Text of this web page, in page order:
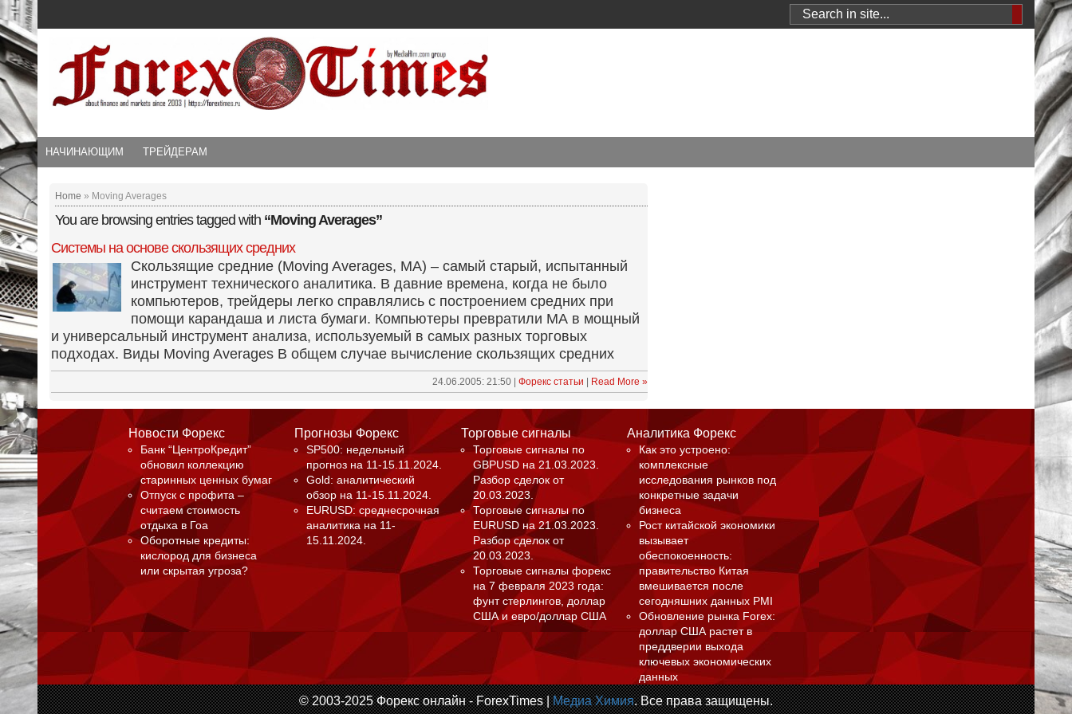
НАЧИНАЮЩИМ ТРЕЙДЕРАМ
Home » Moving Averages
You are browsing entries tagged with “Moving Averages”
Системы на основе скользящих средних
Скользящие средние (Moving Averages, MA) – самый старый, испытанный
инструмент технического аналитика. В давние времена, когда не было
компьютеров, трейдеры легко справлялись с построением средних при
помощи карандаша и листа бумаги. Компьютеры превратили МА в мощный
и универсальный инструмент анализа, используемый в самых разных торговых
подходах. Виды Moving Averages В общем случае вычисление скользящих средних
24.06.2005: 21:50 | Форекс статьи | Read More »
Новости Форекс
Банк “ЦентроКредит”
обновил коллекцию
старинных ценных бумаг
Отпуск с профита –
считаем стоимость
отдыха в Гоа
Оборотные кредиты:
кислород для бизнеса
или скрытая угроза?
Прогнозы Форекс
SP500: недельный
прогноз на 11-15.11.2024.
Gold: аналитический
обзор на 11-15.11.2024.
EURUSD: среднесрочная
аналитика на 11-
15.11.2024.
Торговые сигналы
Торговые сигналы по
GBPUSD на 21.03.2023.
Разбор сделок от
20.03.2023.
Торговые сигналы по
EURUSD на 21.03.2023.
Разбор сделок от
20.03.2023.
Торговые сигналы форекс
на 7 февраля 2023 года:
фунт стерлингов, доллар
США и евро/доллар США
Аналитика Форекс
Как это устроено:
комплексные
исследования рынков под
конкретные задачи
бизнеса
Рост китайской экономики
вызывает
обеспокоенность:
правительство Китая
вмешивается после
сегодняшних данных PMI
Обновление рынка Forex:
доллар США растет в
преддверии выхода
ключевых экономических
данных
© 2003-2025 Форекс онлайн - ForexTimes |Медиа Химия. Все права защищены.